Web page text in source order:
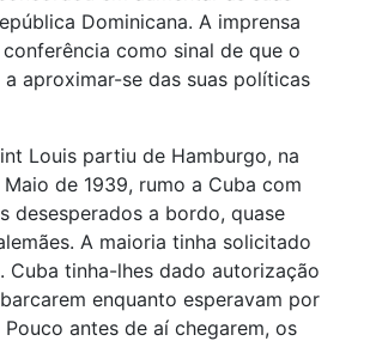
Dominicana. A imprensa
como sinal de que o
a aproximar-se das suas políticas
Louis partiu de Hamburgo, na
Maio de 1939, rumo a Cuba com
desesperados a bordo, quase
A maioria tinha solicitado
Cuba tinha-lhes dado autorização
enquanto esperavam por
antes de aí chegarem, os